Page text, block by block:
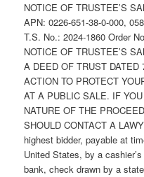
NOTICE OF TRUSTEE’S
APN: 0226-651-38-0-000,
T.S. No.: 2024-1860 Order
NOTICE OF TRUSTEE’S
A DEED OF TRUST DATED
ACTION TO PROTECT
AT A PUBLIC SALE. IF
NATURE OF THE
SHOULD CONTACT A
highest bidder, payable at
United States, by a
bank, check drawn by a